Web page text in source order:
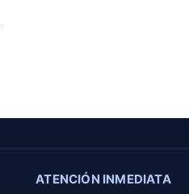
ATENCIÓN INMEDIATA